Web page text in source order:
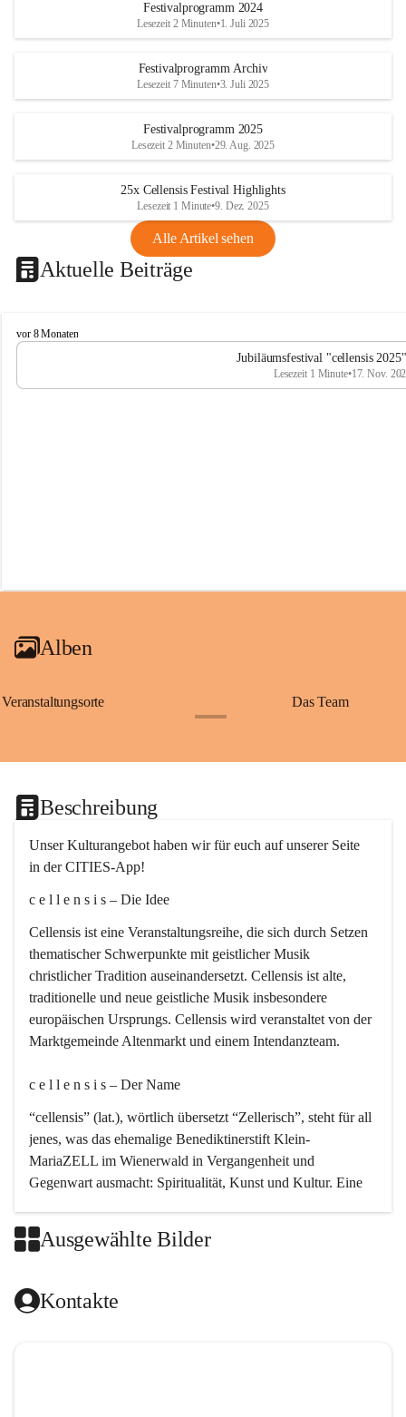
Festivalprogramm 2024
Lesezeit 2 Minuten•1. Juli 2025
Festivalprogramm Archiv
Lesezeit 7 Minuten•3. Juli 2025
Festivalprogramm 2025
Lesezeit 2 Minuten•29. Aug. 2025
25x Cellensis Festival Highlights
Lesezeit 1 Minute•9. Dez. 2025
Alle Artikel sehen
Aktuelle Beiträge
C
e
l
vor 8 Monaten
Jubiläumsfestival "cellensis
Lesezeit 1 Minute•17. Nov.
Alben
Veranstaltungsorte Das Team
Beschreibung
Unser Kulturangebot haben wir für euch auf unserer Seite
in der CITIES-App!
c e l l e n s i s – Die Idee
Cellensis ist eine Veranstaltungsreihe, die sich durch Setzen
thematischer Schwerpunkte mit geistlicher Musik
christlicher Tradition auseinandersetzt. Cellensis ist alte,
traditionelle und neue geistliche Musik insbesondere
europäischen Ursprungs. Cellensis wird veranstaltet von der
Marktgemeinde Altenmarkt und einem Intendanzteam.
c e l l e n s i s – Der Name
“cellensis” (lat.), wörtlich übersetzt “Zellerisch”, steht für all
jenes, was das ehemalige Benediktinerstift Klein-
MariaZELL im Wienerwald in Vergangenheit und
Gegenwart ausmacht: Spiritualität, Kunst und Kultur. Eine
Kirchenmusik, dem kunstvollen Lob Gottes.
Das kirchenmusikalische Festival Cellensis wird seit dem
Ausgewählte Bilder
Kontakte